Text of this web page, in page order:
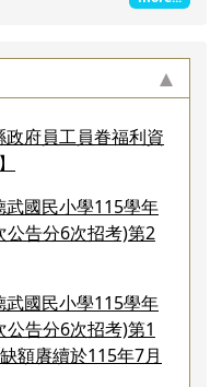
政府員工員眷福利資
武國民小學115學年
公告分6次招考)第2
武國民小學115學年
公告分6次招考)第1
額賡續於115年7月